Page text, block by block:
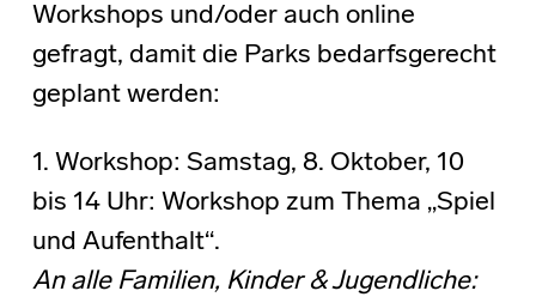
Workshops und/oder auch online
gefragt, damit die Parks bedarfsgerecht
geplant werden:
1. Workshop: Samstag, 8. Oktober, 10
bis 14 Uhr: Workshop zum Thema „Spiel
und Aufenthalt“.
An alle Familien, Kinder & Jugendliche: